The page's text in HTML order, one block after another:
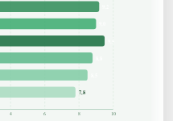
4 6 8 10
9,5
7,8